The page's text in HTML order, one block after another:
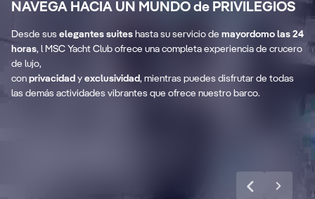
NAVEGA HACIA UN MUNDO de PRIVILEGIOS
Desde sus elegantes suites hasta su servicio de mayordomo las 24
horas, l MSC Yacht Club ofrece una completa experiencia de crucero
de lujo,
con privacidad y exclusividad, mientras puedes disfrutar de todas
las demás actividades vibrantes que ofrece nuestro barco.
Exclusividad